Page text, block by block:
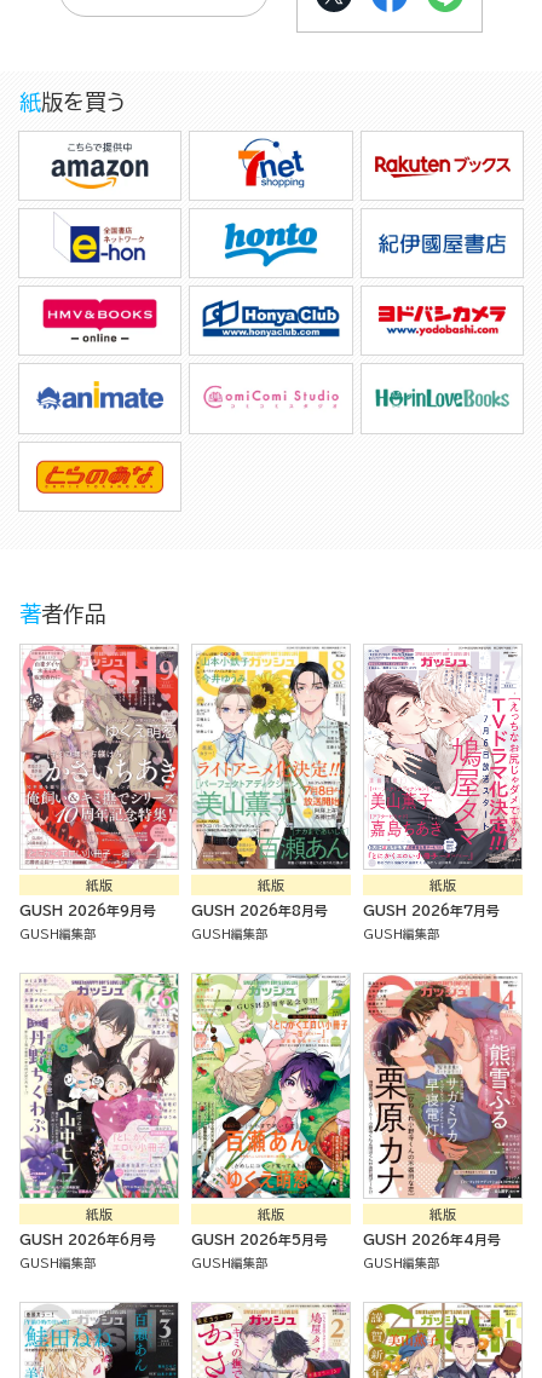
紙版を買う
著者作品
紙版
GUSH 2026年9月号
GUSH編集部
紙版
GUSH 2026年8月号
GUSH編集部
紙版
GUSH 2026年7月号
GUSH編集部
紙版
GUSH 2026年6月号
GUSH編集部
紙版
GUSH 2026年5月号
GUSH編集部
紙版
GUSH 2026年4月号
GUSH編集部